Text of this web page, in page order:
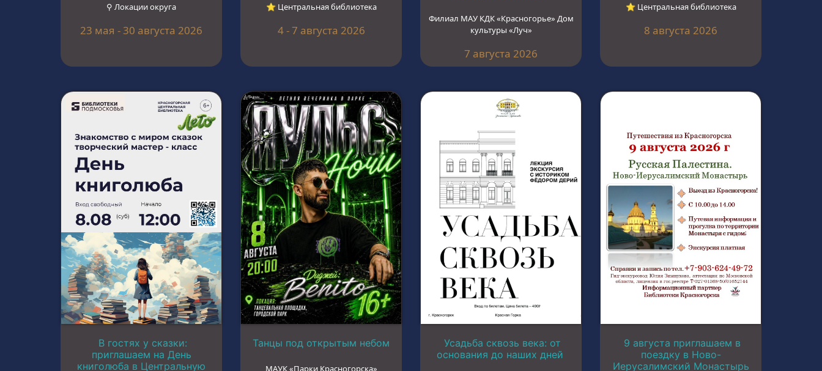
⚲ Локации округа
23 мая - 30 августа 2026
⭐︎ Центральная библиотека
4 - 7 августа 2026
Филиал МАУ КДК «Красногорье» Дом
культуры «Луч»
7 августа 2026
⭐︎ Центральная библиотека
8 августа 2026
В гостях у сказки:
приглашаем на День
книголюба в Центральную
Танцы под открытым небом
МАУК «Парки Красногорска»
Усадьба сквозь века: от
основания до наших дней
9 августа приглашаем в
поездку в Ново-
Иерусалимский Монастырь